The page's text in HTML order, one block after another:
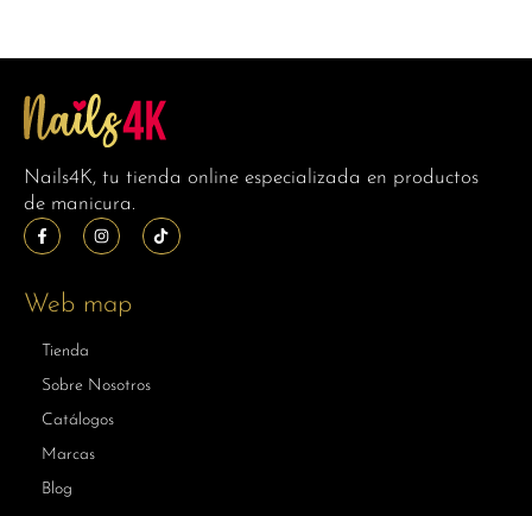
Nails4K, tu tienda online especializada en productos
de manicura.
Web map
Tienda
Sobre Nosotros
Catálogos
Marcas
Blog